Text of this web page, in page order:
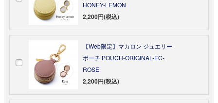
HONEY-LEMON
2,200円(税込)
【Web限定】マカロン ジュエリー
ポーチ POUCH-ORIGINAL-EC-
ROSE
2,200円(税込)